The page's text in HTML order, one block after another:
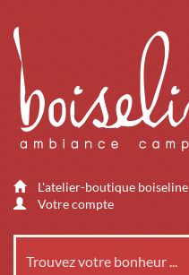
L'atelier-boutique boiseline
Votre compte